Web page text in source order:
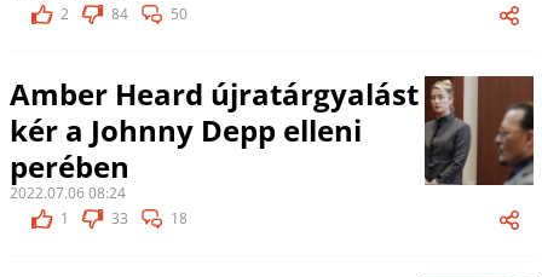
2
84 50
Amber Heard újratárgyalást
kér a Johnny Depp elleni
perében
2022.07.06 08:24
1
33 18